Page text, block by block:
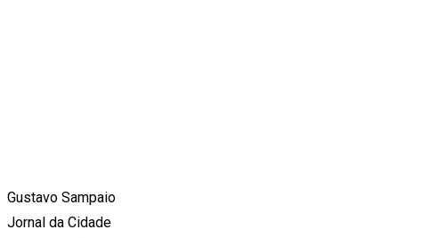
Gustavo Sampaio
Jornal da Cidade